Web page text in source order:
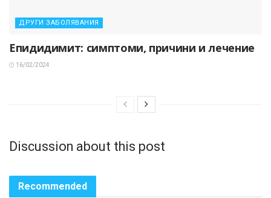
ДРУГИ ЗАБОЛЯВАНИЯ
Епидидимит: симптоми, причини и лечение
16/02/2024
Discussion about this post
Recommended